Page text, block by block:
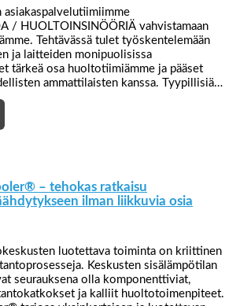
asiakaspalvelutiimiimme
/ HUOLTOINSINÖÖRIÄ vahvistamaan
Tehtävässä tulet työskentelemään
ja laitteiden monipuolisissa
tärkeä osa huoltotiimiämme ja pääset
ammattilaisten kanssa. Tyypillisiä…
– tehokas ratkaisu
ilman liikkuvia osia
luotettava toiminta on kriittinen
Keskusten sisälämpötilan
seurauksena olla komponenttiviat,
ja kalliit huoltotoimenpiteet.